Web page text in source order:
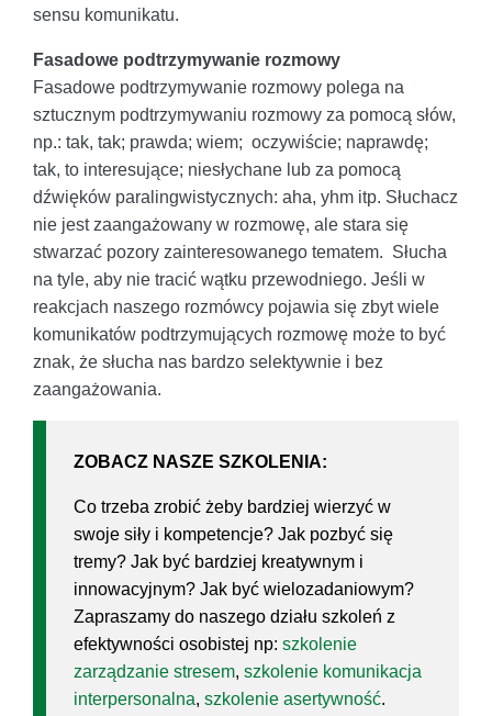
sensu komunikatu.
Fasadowe podtrzymywanie rozmowy
Fasadowe podtrzymywanie rozmowy polega na
sztucznym podtrzymywaniu rozmowy za pomocą słów,
np.: tak, tak; prawda; wiem; oczywiście; naprawdę;
tak, to interesujące; niesłychane lub za pomocą
dźwięków paralingwistycznych: aha, yhm itp. Słuchacz
nie jest zaangażowany w rozmowę, ale stara się
stwarzać pozory zainteresowanego tematem. Słucha
na tyle, aby nie tracić wątku przewodniego. Jeśli w
reakcjach naszego rozmówcy pojawia się zbyt wiele
komunikatów podtrzymujących rozmowę może to być
znak, że słucha nas bardzo selektywnie i bez
zaangażowania.
ZOBACZ NASZE SZKOLENIA:
Co trzeba zrobić żeby bardziej wierzyć w
swoje siły i kompetencje? Jak pozbyć się
tremy? Jak być bardziej kreatywnym i
innowacyjnym? Jak być wielozadaniowym?
Zapraszamy do naszego działu szkoleń z
efektywności osobistej np: szkolenie
zarządzanie stresem, szkolenie komunikacja
interpersonalna, szkolenie asertywność.